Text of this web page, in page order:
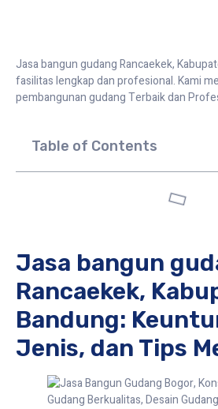
Jasa bangun gudang Rancaekek,
fasilitas lengkap dan profesional. Kami
pembangunan gudang Terbaik dan
Table of Contents
Jasa bangun
Rancaekek,
Bandung:
Jenis, dan Tips